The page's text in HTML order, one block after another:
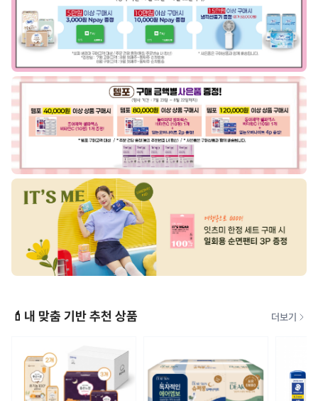
💄내 맞춤 기반 추천 상품 더보기